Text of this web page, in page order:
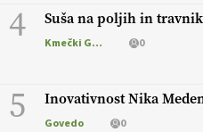
4 Suša na poljih in
Kmečki Glas 0
5 Inovativnost Nika
Govedo 0